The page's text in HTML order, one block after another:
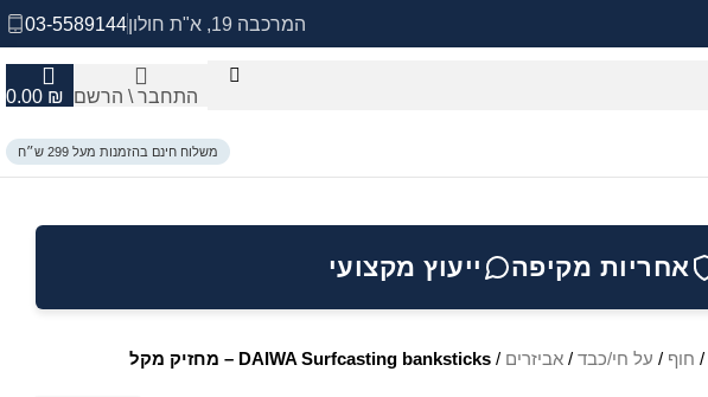
המרכבה 19, א"ת חולון 03-5589144
התחבר \ הרשם 0.00 ₪
משלוח חינם בהזמנות מעל 299 ש״ח
אחריות מקיפה ייעוץ מקצועי
/ חוף / על חי/כבד / אביזרים / DAIWA Surfcasting banksticks – מחזיק מקל